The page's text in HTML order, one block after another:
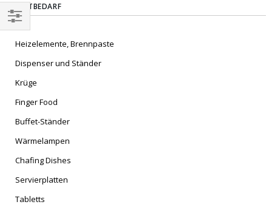
BUFFETBEDARF
Heizelemente, Brennpaste
Dispenser und Ständer
Krüge
Finger Food
Buffet-Ständer
Wärmelampen
Chafing Dishes
Servierplatten
Tabletts
EINKAUFEN
NACH